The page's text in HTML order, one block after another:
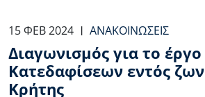
15 ΦΕΒ 2024 | ΑΝΑΚΟΙΝΏΣΕΙΣ
Διαγωνισμός για το έργο
Κατεδαφίσεων εντός
Κρήτης